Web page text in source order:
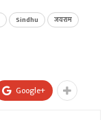
Sindhu
जयराम
Google+